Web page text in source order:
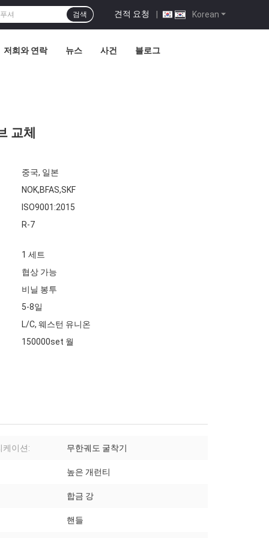
Korean
견적 요청 |
검색
저희와 연락 뉴스 사건 블로그
교체
중국, 일본
NOK,BFAS,SKF
ISO9001:2015
R-7
1 세트
협상 가능
비닐 봉투
5-8일
L/C, 웨스턴 유니온
150000set 월
케이션: 무한궤도 굴착기
높은 개런티
합금 강
핸들